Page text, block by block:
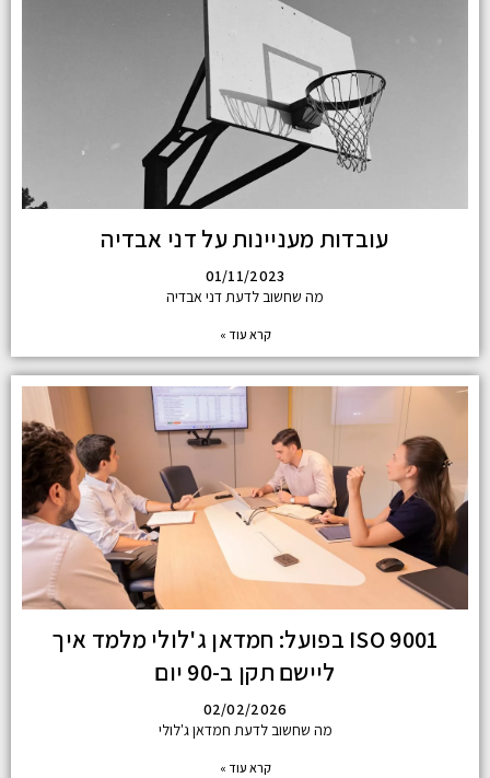
עובדות מעניינות על דני אבדיה
01/11/2023
מה שחשוב לדעת דני אבדיה
קרא עוד »
ISO 9001 בפועל: חמדאן ג'לולי מלמד איך
ליישם תקן ב-90 יום
02/02/2026
מה שחשוב לדעת חמדאן ג'לולי
קרא עוד »